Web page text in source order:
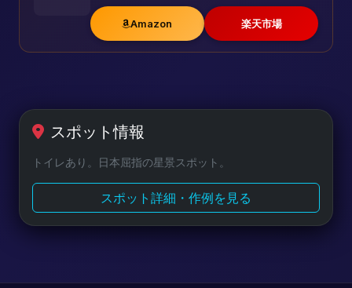
Amazon 楽天市場
スポット情報
トイレあり。日本屈指の星景スポット。
スポット詳細・作例を見る